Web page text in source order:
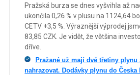
Pražská burza se dnes vyšvihla až
ukončila 0,26 % v plusu na 1124,64
CETV +3,5 %. Výraznější výprodej
83,85 CZK. Je vidět, že většina
dříve.
Pražané už mají dvě třetiny
nahrazovat. Dodávky plynu do